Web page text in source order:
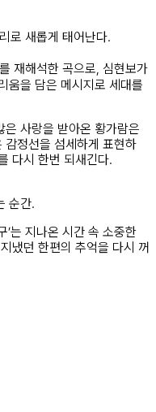
로 새롭게 태어난다.
재해석한 곡으로, 심현보가
움을 담은 메시지로 세대를
은 사랑을 받아온 황가람은
감정선을 섬세하게 표현하
다시 한번 되새긴다.
순간.
’는 지나온 시간 속 소중한
냈던 한편의 추억을 다시 꺼